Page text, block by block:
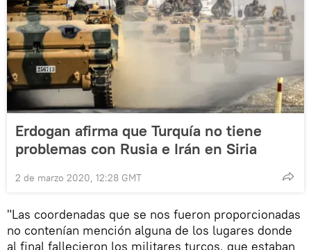
Erdogan afirma que Turquía no tiene
problemas con Rusia e Irán en Siria
2 de marzo 2020, 12:28 GMT
"Las coordenadas que se nos fueron proporcionadas
no contenían mención alguna de los lugares donde
al final fallecieron los militares turcos, que estaban